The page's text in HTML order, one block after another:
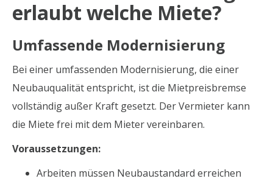
erlaubt welche Miete?
Umfassende Modernisierung
Bei einer umfassenden Modernisierung, die einer
Neubauqualität entspricht, ist die Mietpreisbremse
vollständig außer Kraft gesetzt. Der Vermieter kann
die Miete frei mit dem Mieter vereinbaren.
Voraussetzungen:
Arbeiten müssen Neubaustandard erreichen